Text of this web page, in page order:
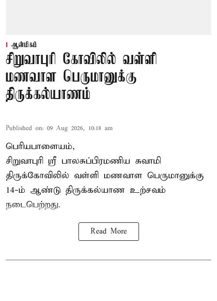
ஆன்மிகம்
சிறுவாபுரி கோவிலில் வள்ளி
மணவாள பெருமானுக்கு
திருக்கல்யாணம்
Published on: 09 Aug 2026, 10:18 am
பெரியபாளையம்,
சிறுவாபுரி ஸ்ரீ பாலசுப்பிரமணிய சுவாமி
திருக்கோவிலில் வள்ளி மணவாள பெருமானுக்கு
14-ம் ஆண்டு திருக்கல்யாண உற்சவம்
நடைபெற்றது.
Read More